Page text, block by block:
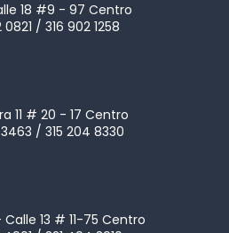
18 #9 - 97 Centro
/ 316 902 1258
11 # 20 - 17 Centro
/ 315 204 8330
13 # 11-75 Centro